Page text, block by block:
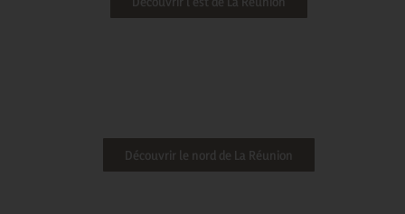
Découvrir le nord de La Réunion